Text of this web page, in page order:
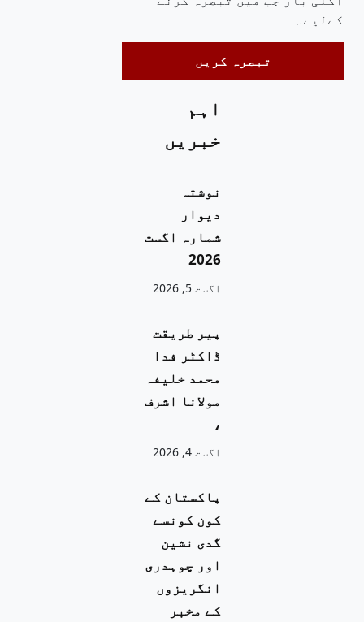
کےلیے۔
اہم
خبریں
نوشتہ
دیوار
شمارہ اگست
2026
اگست 5, 2026
پیر طریقت
ڈاکٹر فدا
محمد خلیفہ
مولانا اشرف
،
اگست 4, 2026
پاکستان کے
کون کونسے
گدی نشین
اور چوہدری
انگریزوں
کے مخبر